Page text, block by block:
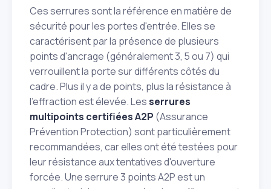
Ces serrures sont la référence en matière de
sécurité pour les portes d'entrée. Elles se
caractérisent par la présence de plusieurs
points d'ancrage (généralement 3, 5 ou 7) qui
verrouillent la porte sur différents côtés du
cadre. Plus il y a de points, plus la résistance à
l'effraction est élevée. Lesserrures
multipoints certifiées A2P (Assurance
Prévention Protection) sont particulièrement
recommandées, car elles ont été testées pour
leur résistance aux tentatives d'ouverture
forcée. Une serrure 3 points A2P est un